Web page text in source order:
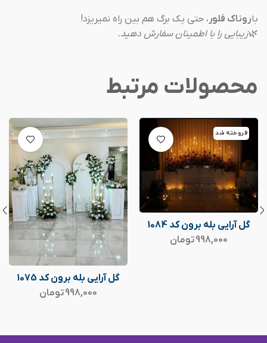
باروناک فلور ، حتی یک برگ هم بین راه نمیریزد!
🌿زیبایی را با اطمینان سفارش دهید.
محصولات مرتبط
فروخته شد
گل آرایی بله برون کد 1084
998,000تومان
گل آرایی بله برون کد 1075
998,000تومان